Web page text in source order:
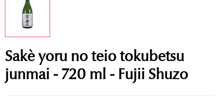
Sakè yoru no teio tokubetsu
junmai - 720 ml - Fujii Shuzo